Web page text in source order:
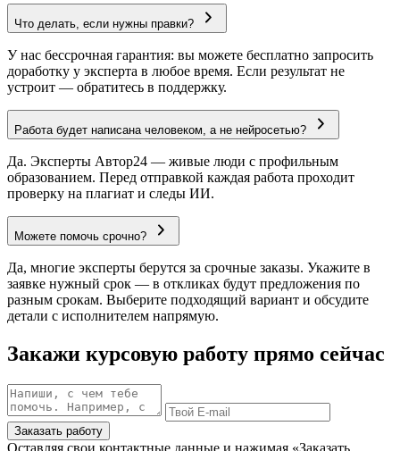
Что делать, если нужны правки?
У нас бессрочная гарантия: вы можете бесплатно запросить
доработку у эксперта в любое время. Если результат не
устроит — обратитесь в поддержку.
Работа будет написана человеком, а не нейросетью?
Да. Эксперты Автор24 — живые люди с профильным
образованием. Перед отправкой каждая работа проходит
проверку на плагиат и следы ИИ.
Можете помочь срочно?
Да, многие эксперты берутся за срочные заказы. Укажите в
заявке нужный срок — в откликах будут предложения по
разным срокам. Выберите подходящий вариант и обсудите
детали с исполнителем напрямую.
Закажи курсовую работу прямо сейчас
Заказать работу